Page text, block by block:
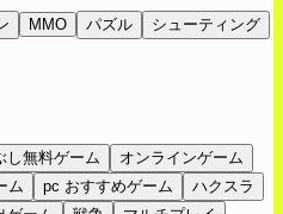
MMO パズル
シューティング
し無料ゲーム
オンラインゲーム
ム pc おすすめゲーム
ハクスラ